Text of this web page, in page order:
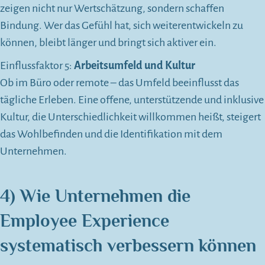
zeigen nicht nur Wertschätzung, sondern schaffen
Bindung. Wer das Gefühl hat, sich weiterentwickeln zu
können, bleibt länger und bringt sich aktiver ein.
Einflussfaktor 5: Arbeitsumfeld und Kultur
Ob im Büro oder remote – das Umfeld beeinflusst das
tägliche Erleben. Eine offene, unterstützende und inklusive
Kultur, die Unterschiedlichkeit willkommen heißt, steigert
das Wohlbefinden und die Identifikation mit dem
Unternehmen.
4)Wie Unternehmen die
Employee Experience
systematisch verbessern können